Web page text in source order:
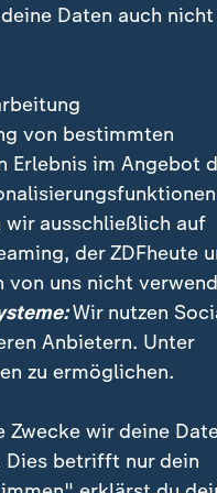
Jahr rund um das
erläutert
und Co.
Daten auch nicht
von bestimmten
Erlebnis im Angebot
wir ausschließlich auf
der ZDFheute
von uns nicht
Wir nutzen
Anbietern. Unter
zu ermöglichen.
Zwecke wir deine
Dies betrifft nur dein